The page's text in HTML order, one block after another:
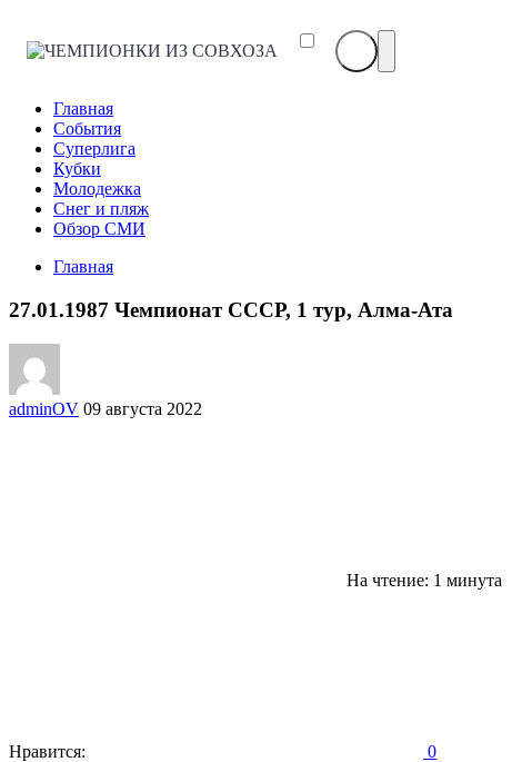
ЧЕМПИОНКИ
Главная
События
Суперлига
Кубки
Молодежка
Снег и пляж
Обзор СМИ
Главная
27.01.1987 Чемпионат СССР, 1 тур, Алма-Ата
adminOV 09 августа 2022
На чтение: 1 минута
Нравится: 0